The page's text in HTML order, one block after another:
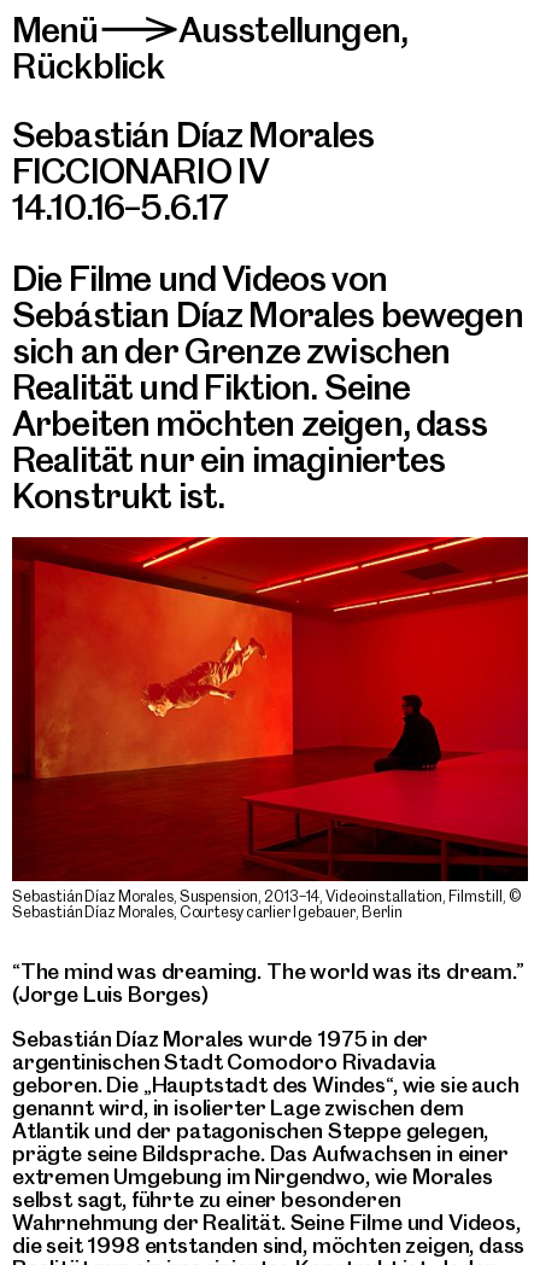
Menü>Ausstellungen,
Rückblick
Sebastián Díaz Morales
FICCIONARIO IV
14.10.16–5.6.17
Die Filme und Videos von
Sebástian Díaz Morales bewegen
sich an der Grenze zwischen
Realität und Fiktion. Seine
Arbeiten möchten zeigen, dass
Realität nur ein imaginiertes
Konstrukt ist.
Sebastián Díaz Morales, Suspension, 2013–14, Videoinstallation, Filmstill, ©
Sebastián Díaz Morales, Courtesy carlier I gebauer, Berlin
“The mind was dreaming. The world was its dream.”
(Jorge Luis Borges)
Sebastián Díaz Morales wurde 1975 in der
argentinischen Stadt Comodoro Rivadavia
geboren. Die „Hauptstadt des Windes“, wie sie auch
genannt wird, in isolierter Lage zwischen dem
Atlantik und der patagonischen Steppe gelegen,
prägte seine Bildsprache. Das Aufwachsen in einer
extremen Umgebung im Nirgendwo, wie Morales
selbst sagt, führte zu einer besonderen
Wahrnehmung der Realität. Seine Filme und Videos,
die seit 1998 entstanden sind, möchten zeigen, dass